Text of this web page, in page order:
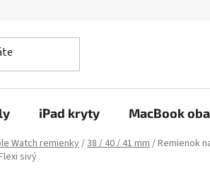
iPad kryty MacBook
Watch remienky/38 / 40 / 41 mm/Remienok
sivý